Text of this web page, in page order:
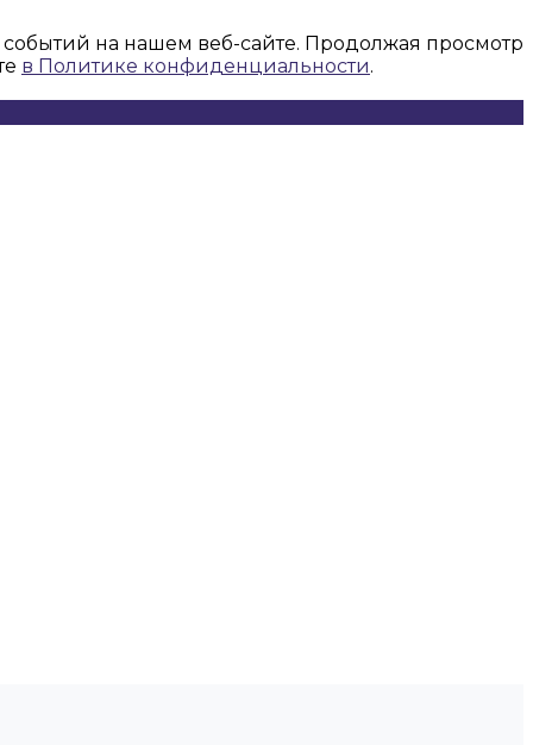
на нашем веб-сайте. Продолжая просмотр
в Политике конфиденциальности.